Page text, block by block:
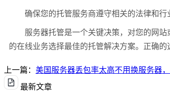
确保您的托管服务商遵守相关的法律和行
服务器托管是一个关键决策，对您的网站
的在线业务选择最佳的托管解决方案。正确
上一篇： 美国服务器丢包率太高不用换服务器
最新文章